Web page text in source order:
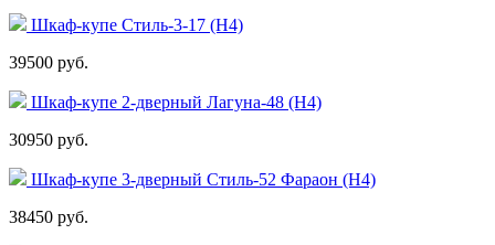
Шкаф-купе Стиль-3-17 (Н4)
39500 руб.
Шкаф-купе 2-дверный Лагуна-48 (Н4)
30950 руб.
Шкаф-купе 3-дверный Стиль-52 Фараон (Н4)
38450 руб.